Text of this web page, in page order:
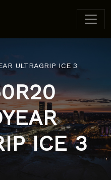
ULTRAGRIP ICE 3
ICE 3